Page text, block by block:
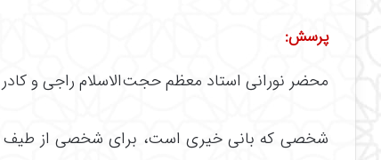
پرسش:
محضر نورانی استاد معظم حجت‌الاسلام راجی و
شخصی که بانی خیری است، برای شخصی از طیف